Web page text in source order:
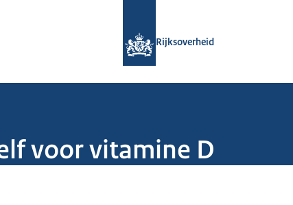
Rijksoverheid
voor vitamine D